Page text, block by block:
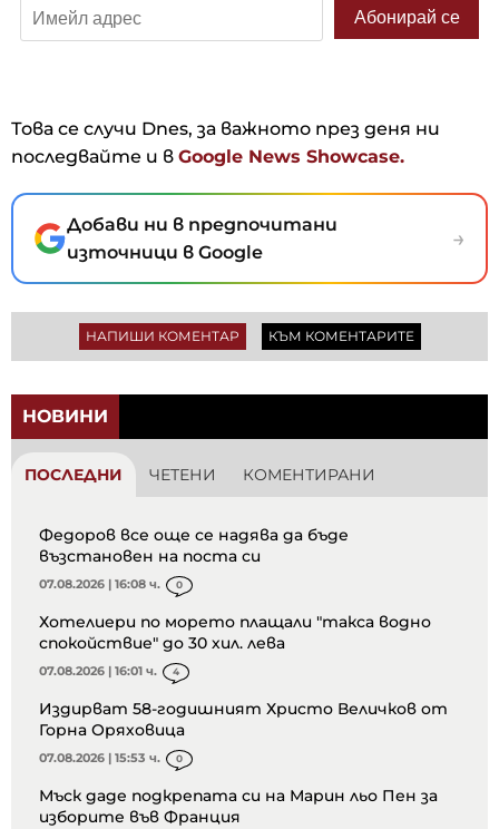
Това се случи Dnes, за важното през деня ни
последвайте и в Google News Showcase.
Добави ни в предпочитани
източници в Google
→
НАПИШИ КОМЕНТАР КЪМ КОМЕНТАРИТЕ
НОВИНИ
ПОСЛЕДНИ ЧЕТЕНИ КОМЕНТИРАНИ
Федоров все още се надява да бъде
възстановен на поста си
07.08.2026 | 16:08 ч. 0
Хотелиери по морето плащали "такса водно
спокойствие" до 30 хил. лева
07.08.2026 | 16:01 ч. 4
Издирват 58-годишният Христо Величков от
Горна Оряховица
07.08.2026 | 15:53 ч. 0
Мъск даде подкрепата си на Марин льо Пен за
изборите във Франция